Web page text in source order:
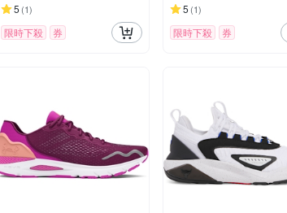
5 (1)
限時下殺 券
5 (1)
限時下殺 券